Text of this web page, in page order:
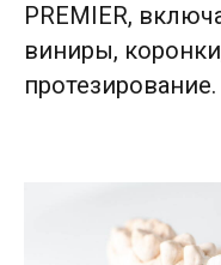
PREMIER,
виниры,
протезирование.